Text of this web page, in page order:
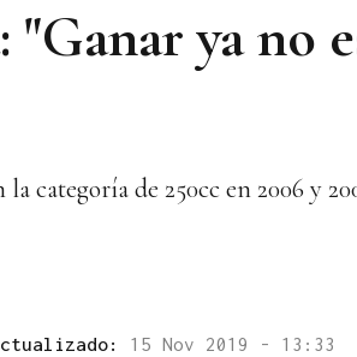
ya no
categoría de 250cc en 2006 y
15 Nov 2019 - 13:33